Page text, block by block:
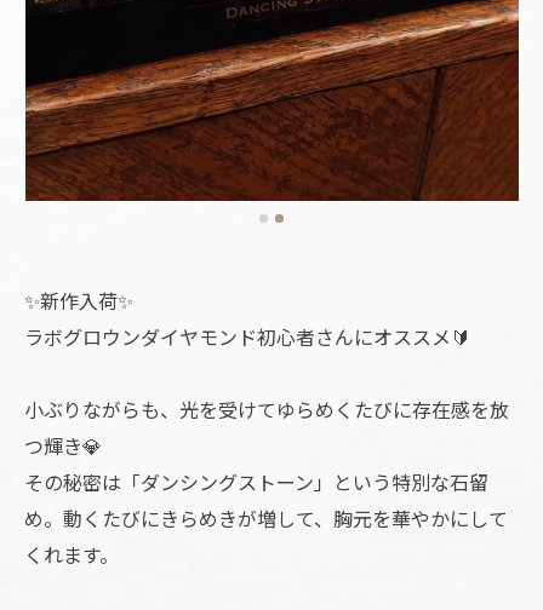
✨新作入荷✨
ラボグロウンダイヤモンド初心者さんにオススメ🔰
小ぶりながらも、光を受けてゆらめくたびに存在感を放
つ輝き💎
その秘密は「ダンシングストーン」という特別な石留
め。動くたびにきらめきが増して、胸元を華やかにして
くれます。